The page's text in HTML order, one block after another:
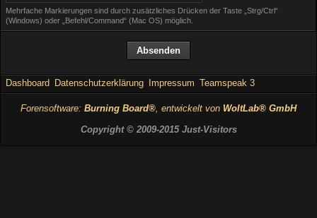
Mehrfache Markierungen sind durch zusätzliches Drücken der Taste „Strg/Ctrl“
(Windows) oder „Befehl/Command“ (Mac OS) möglich.
Dashboard Datenschutzerklärung Impressum Teamspeak 3
Forensoftware: Burning Board®, entwickelt von WoltLab® GmbH
Copyright © 2009-2015 Just-Visitors